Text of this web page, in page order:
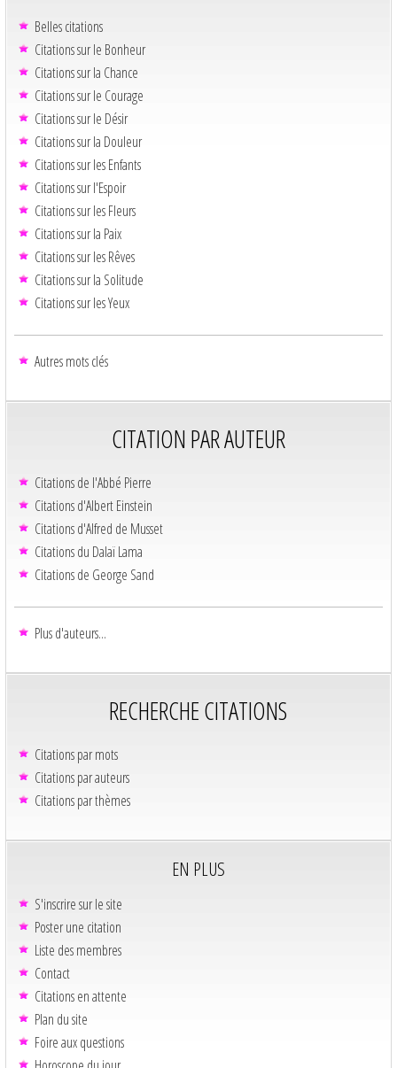
Belles citations
Citations sur le Bonheur
Citations sur la Chance
Citations sur le Courage
Citations sur le Désir
Citations sur la Douleur
Citations sur les Enfants
Citations sur l'Espoir
Citations sur les Fleurs
Citations sur la Paix
Citations sur les Rêves
Citations sur la Solitude
Citations sur les Yeux
Autres mots clés
CITATION PAR AUTEUR
Citations de l'Abbé Pierre
Citations d'Albert Einstein
Citations d'Alfred de Musset
Citations du Dalaï Lama
Citations de George Sand
Plus d'auteurs...
RECHERCHE CITATIONS
Citations par mots
Citations par auteurs
Citations par thèmes
EN PLUS
S'inscrire sur le site
Poster une citation
Liste des membres
Contact
Citations en attente
Plan du site
Foire aux questions